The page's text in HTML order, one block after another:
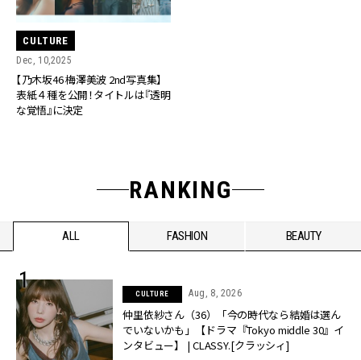
CULTURE
Dec, 10,2025
【乃木坂46 梅澤美波 2nd写真集】
表紙４種を公開！タイトルは『透明
な覚悟』に決定
RANKING
ALL FASHION BEAUTY
CULTURE Aug, 8, 2026
仲里依紗さん（36）「今の時代なら結婚は選ん
でいないかも」【ドラマ『Tokyo middle 30』イ
ンタビュー】 | CLASSY.[クラッシィ]